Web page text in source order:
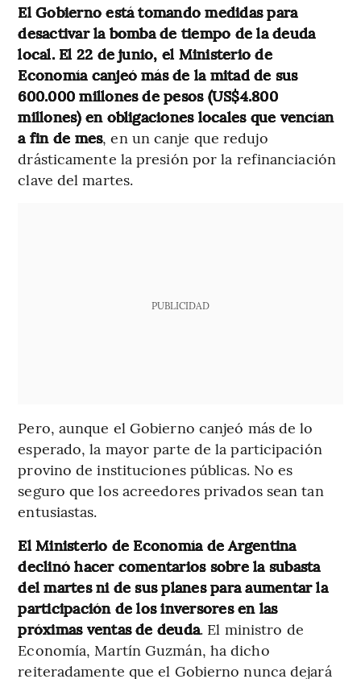
El Gobierno está tomando medidas para
desactivar la bomba de tiempo de la deuda
local. El 22 de junio, el Ministerio de
Economía canjeó más de la mitad de sus
600.000 millones de pesos (US$4.800
millones) en obligaciones locales que vencían
a fin de mes, en un canje que redujo
drásticamente la presión por la refinanciación
clave del martes.
PUBLICIDAD
Pero, aunque el Gobierno canjeó más de lo
esperado, la mayor parte de la participación
provino de instituciones públicas. No es
seguro que los acreedores privados sean tan
entusiastas.
El Ministerio de Economía de Argentina
declinó hacer comentarios sobre la subasta
del martes ni de sus planes para aumentar la
participación de los inversores en las
próximas ventas de deuda. El ministro de
Economía, Martín Guzmán, ha dicho
reiteradamente que el Gobierno nunca dejará